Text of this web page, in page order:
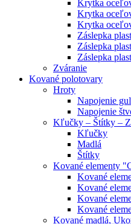
Krytka
Krytka
Krytka
Záslepka
Záslepka
Záslepka
Zváranie
Kované polotovary
Hroty
Napojenie
Napojenie
Kľučky – Štítky –
Kľučky
Madlá
Štítky
Kované elementy
Kované
Kované
Kované
Kované
Kované madlá,